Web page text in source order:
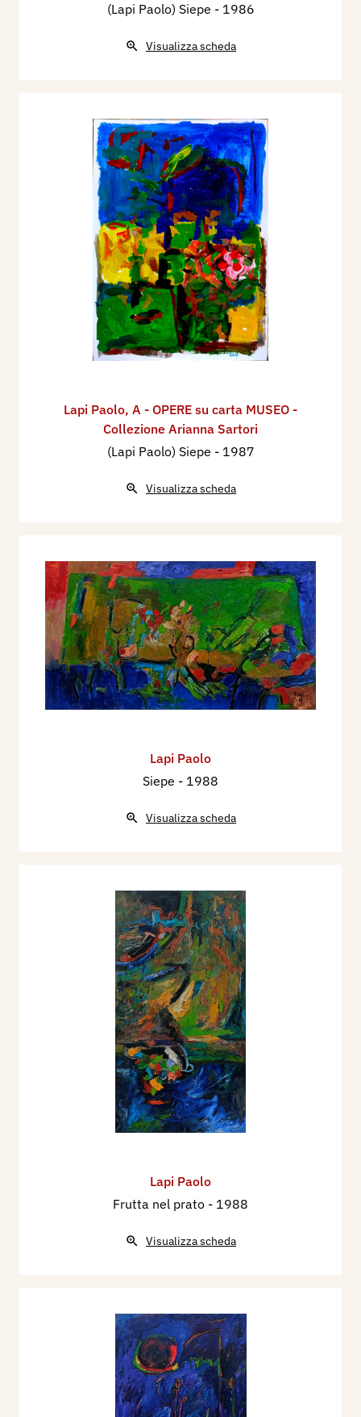
(Lapi Paolo) Siepe - 1986
Visualizza scheda
Lapi Paolo, A - OPERE su carta MUSEO -
Collezione Arianna Sartori
(Lapi Paolo) Siepe - 1987
Visualizza scheda
Lapi Paolo
Siepe - 1988
Visualizza scheda
Lapi Paolo
Frutta nel prato - 1988
Visualizza scheda